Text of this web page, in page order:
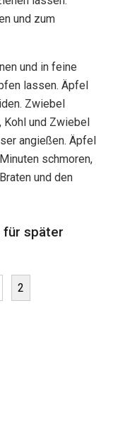
und zum
und in feine
lassen. Äpfel
Zwiebel
und Zwiebel
angießen. Äpfel
schmoren,
und den
für später
2